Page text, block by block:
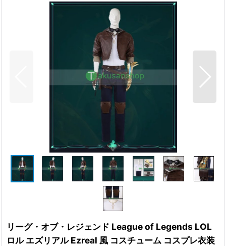
リーグ・オブ・レジェンド League of Legends LOL
ロル エズリアル Ezreal 風 コスチューム コスプレ衣装